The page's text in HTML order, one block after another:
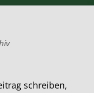
schreiben,